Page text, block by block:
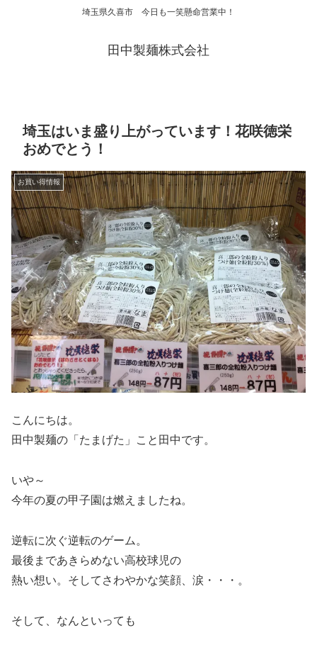
埼玉県久喜市 今日も一笑懸命営業中！
田中製麺株式会社
埼玉はいま盛り上がっています！花咲徳栄
おめでとう！
お買い得情報
こんにちは。
田中製麺の「たまげた」こと田中です。
いや～
今年の夏の甲子園は燃えましたね。
逆転に次ぐ逆転のゲーム。
最後まであきらめない高校球児の
熱い想い。そしてさわやかな笑顔、涙・・・。
そして、なんといっても